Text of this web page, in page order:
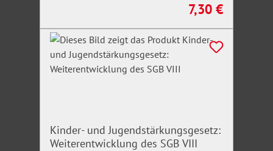
Regulärer Preis:
7,30 €
Kinder- und Jugendstärkungsgesetz:
Weiterentwicklung des SGB VIII